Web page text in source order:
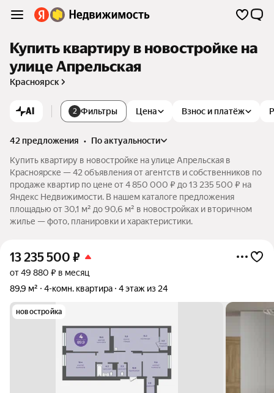
Купить квартиру в новостройке на
улице Апрельская
Красноярск
AI 2 Фильтры Цена Взнос и платёж
42 предложения •
по актуальности
Купить квартиру в новостройке на улице Апрельская в
Красноярске — 42 объявления от агентств и собственников по
продаже квартир по цене от 4 850 000 ₽ до 13 235 500 ₽ на
Яндекс Недвижимости. В нашем каталоге предложения
площадью от 30,1 м² до 90,6 м² в новостройках и вторичном
жилье — фото, планировки и характеристики.
13 235 500 ₽
от 49 880 ₽ в месяц
89,9 м²
4-комн. квартира 4 этаж из 24
новостройка